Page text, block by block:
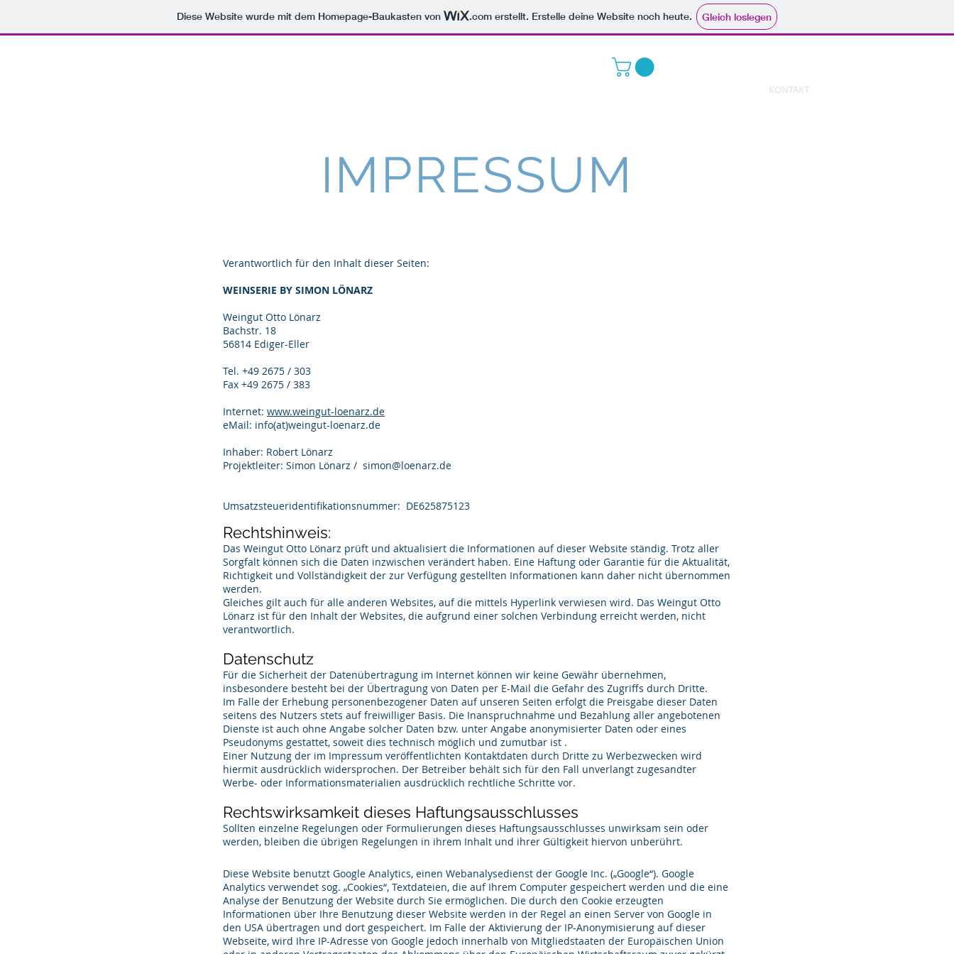
Diese Website wurde mit dem Homepage-Baukasten von .com erstellt. Erstelle deine Website noch heute. Gleich loslegen
KONTAKT
IMPRESSUM
Verantwortlich für den Inhalt dieser Seiten:
WEINSERIE BY SIMON LÖNARZ
Weingut Otto Lönarz
Bachstr. 18
56814 Ediger-Eller
Tel. +49 2675 / 303
Fax +49 2675 / 383
Internet: www.weingut-loenarz.de
eMail: info(at)weingut-loenarz.de
Inhaber: Robert Lönarz
Projektleiter: Simon Lönarz / simon@loenarz.de
Umsatzsteueridentifikationsnummer: DE625875123
Rechtshinweis:
Das Weingut Otto Lönarz prüft und aktualisiert die Informationen auf dieser Website ständig. Trotz aller
Sorgfalt können sich die Daten inzwischen verändert haben. Eine Haftung oder Garantie für die Aktualität,
Richtigkeit und Vollständigkeit der zur Verfügung gestellten Informationen kann daher nicht übernommen
werden.
Gleiches gilt auch für alle anderen Websites, auf die mittels Hyperlink verwiesen wird. Das Weingut Otto
Lönarz ist für den Inhalt der Websites, die aufgrund einer solchen Verbindung erreicht werden, nicht
verantwortlich.
Datenschutz
Für die Sicherheit der Datenübertragung im Internet können wir keine Gewähr übernehmen,
insbesondere besteht bei der Übertragung von Daten per E-Mail die Gefahr des Zugriffs durch Dritte.
Im Falle der Erhebung personenbezogener Daten auf unseren Seiten erfolgt die Preisgabe dieser Daten
seitens des Nutzers stets auf freiwilliger Basis. Die Inanspruchnahme und Bezahlung aller angebotenen
Dienste ist auch ohne Angabe solcher Daten bzw. unter Angabe anonymisierter Daten oder eines
Pseudonyms gestattet, soweit dies technisch möglich und zumutbar ist .
Einer Nutzung der im Impressum veröffentlichten Kontaktdaten durch Dritte zu Werbezwecken wird
hiermit ausdrücklich widersprochen. Der Betreiber behält sich für den Fall unverlangt zugesandter
Werbe- oder Informationsmaterialien ausdrücklich rechtliche Schritte vor.
Rechtswirksamkeit dieses Haftungsausschlusses
Sollten einzelne Regelungen oder Formulierungen dieses Haftungsausschlusses unwirksam sein oder
werden, bleiben die übrigen Regelungen in ihrem Inhalt und ihrer Gültigkeit hiervon unberührt.
Diese Website benutzt Google Analytics, einen Webanalysedienst der Google Inc. („Google“). Google
Analytics verwendet sog. „Cookies“, Textdateien, die auf Ihrem Computer gespeichert werden und die eine
Analyse der Benutzung der Website durch Sie ermöglichen. Die durch den Cookie erzeugten
Informationen über Ihre Benutzung dieser Website werden in der Regel an einen Server von Google in
den USA übertragen und dort gespeichert. Im Falle der Aktivierung der IP-Anonymisierung auf dieser
Webseite, wird Ihre IP-Adresse von Google jedoch innerhalb von Mitgliedstaaten der Europäischen Union